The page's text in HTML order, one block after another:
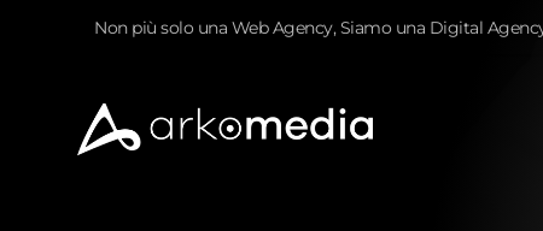
Non più solo una Web Agency, Siamo una Digital